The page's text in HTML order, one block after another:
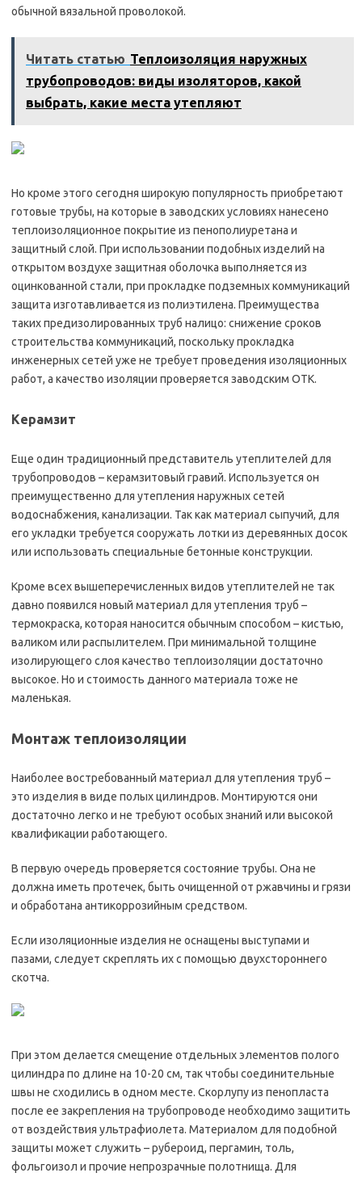
обычной вязальной проволокой.
Читать статью Теплоизоляция наружных
трубопроводов: виды изоляторов, какой
выбрать, какие места утепляют
Но кроме этого сегодня широкую популярность приобретают
готовые трубы, на которые в заводских условиях нанесено
теплоизоляционное покрытие из пенополиуретана и
защитный слой. При использовании подобных изделий на
открытом воздухе защитная оболочка выполняется из
оцинкованной стали, при прокладке подземных коммуникаций
защита изготавливается из полиэтилена. Преимущества
таких предизолированных труб налицо: снижение сроков
строительства коммуникаций, поскольку прокладка
инженерных сетей уже не требует проведения изоляционных
работ, а качество изоляции проверяется заводским ОТК.
Керамзит
Еще один традиционный представитель утеплителей для
трубопроводов – керамзитовый гравий. Используется он
преимущественно для утепления наружных сетей
водоснабжения, канализации. Так как материал сыпучий, для
его укладки требуется сооружать лотки из деревянных досок
или использовать специальные бетонные конструкции.
Кроме всех вышеперечисленных видов утеплителей не так
давно появился новый материал для утепления труб –
термокраска, которая наносится обычным способом – кистью,
валиком или распылителем. При минимальной толщине
изолирующего слоя качество теплоизоляции достаточно
высокое. Но и стоимость данного материала тоже не
маленькая.
Монтаж теплоизоляции
Наиболее востребованный материал для утепления труб –
это изделия в виде полых цилиндров. Монтируются они
достаточно легко и не требуют особых знаний или высокой
квалификации работающего.
В первую очередь проверяется состояние трубы. Она не
должна иметь протечек, быть очищенной от ржавчины и грязи
и обработана антикоррозийным средством.
Если изоляционные изделия не оснащены выступами и
пазами, следует скреплять их с помощью двухстороннего
скотча.
При этом делается смещение отдельных элементов полого
цилиндра по длине на 10-20 см, так чтобы соединительные
швы не сходились в одном месте. Скорлупу из пенопласта
после ее закрепления на трубопроводе необходимо защитить
от воздействия ультрафиолета. Материалом для подобной
защиты может служить – рубероид, пергамин, толь,
фольгоизол и прочие непрозрачные полотнища. Для